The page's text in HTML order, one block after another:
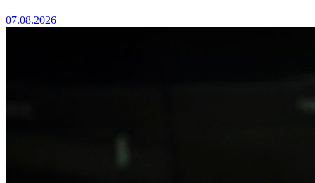
07.08.2026